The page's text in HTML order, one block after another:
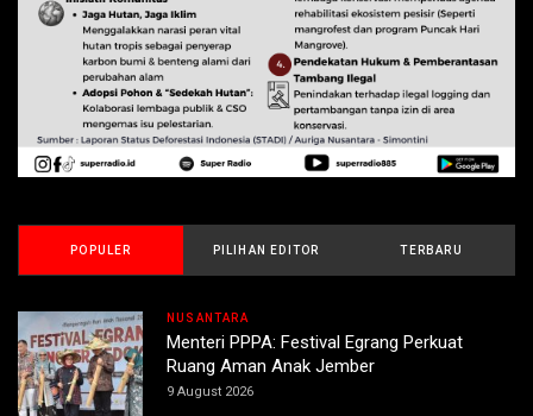
POPULER PILIHAN EDITOR TERBARU
NUSANTARA
Menteri PPPA: Festival Egrang Perkuat
Ruang Aman Anak Jember
9 August 2026